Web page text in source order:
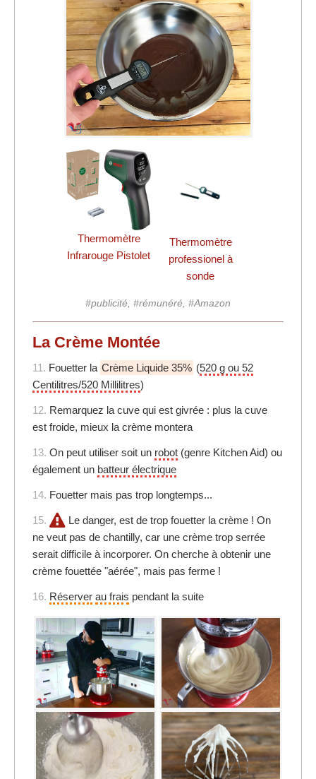
Thermomètre
Infrarouge Pistolet
Thermomètre
professionel à
sonde
#publicité, #rémunéré, #Amazon
La Crème Montée
11. Fouetter la Crème Liquide 35% (520 g ou 52
Centilitres/520 Millilitres)
12. Remarquez la cuve qui est givrée : plus la cuve
est froide, mieux la crème montera
13. On peut utiliser soit un robot (genre Kitchen Aid) ou
également un batteur électrique
14. Fouetter mais pas trop longtemps...
15.
Le danger, est de trop fouetter la crème ! On
ne veut pas de chantilly, car une crème trop serrée
serait difficile à incorporer. On cherche à obtenir une
crème fouettée "aérée", mais pas ferme !
16. Réserver au frais pendant la suite